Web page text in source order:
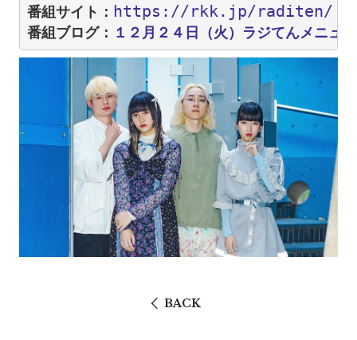
番組サイト： https://rkk.jp/raditen/
番組ブログ： １２月２４日（火）ラジてんメニュー
BACK